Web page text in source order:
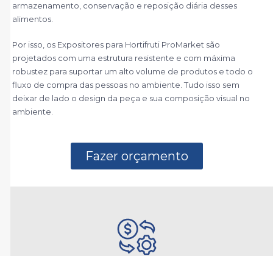
armazenamento, conservação e reposição diária desses
alimentos.
Por isso, os Expositores para Hortifruti ProMarket são
projetados com uma estrutura resistente e com máxima
robustez para suportar um alto volume de produtos e todo o
fluxo de compra das pessoas no ambiente. Tudo isso sem
deixar de lado o design da peça e sua composição visual no
ambiente.
Fazer orçamento